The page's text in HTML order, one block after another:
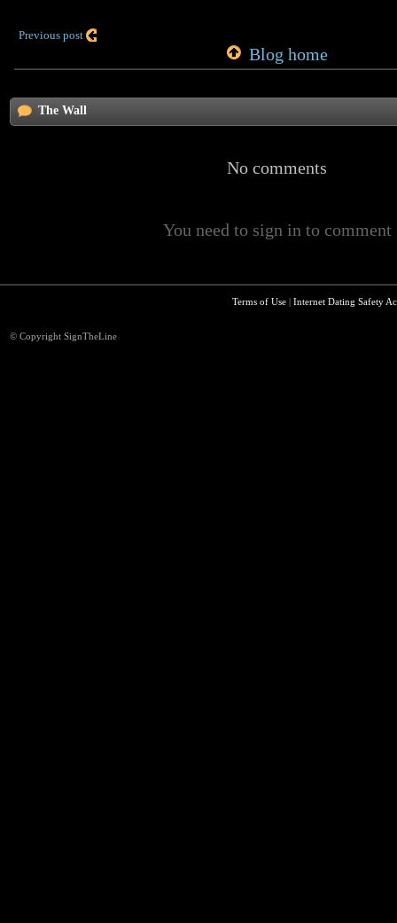
Previous post
Blog home
The Wall
No comments
You need to sign in to comment
Terms of Use| Internet Dating Safety
© Copyright SignTheLine